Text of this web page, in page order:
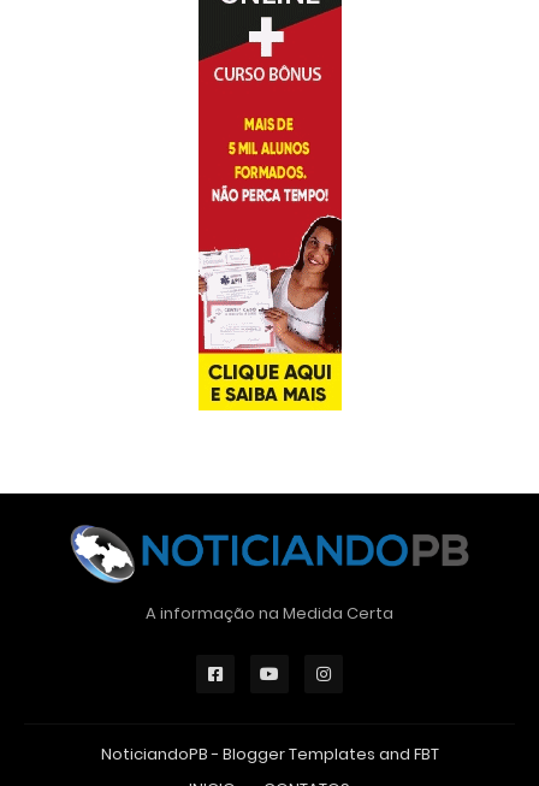
A informação na Medida Certa
NoticiandoPB - Blogger Templates and FBT